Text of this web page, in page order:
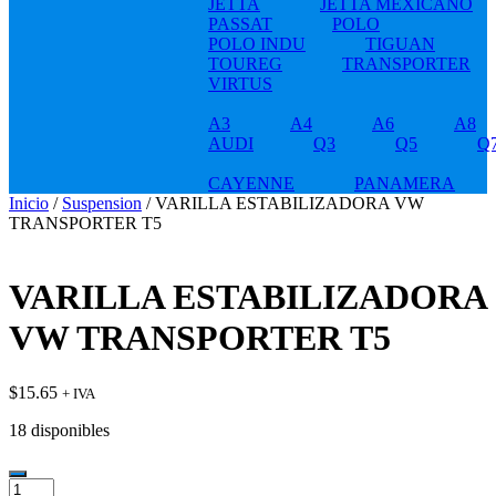
JETTA
JETTA MEXICANO
PASSAT
POLO
POLO INDU
TIGUAN
TOUREG
TRANSPORTER
VIRTUS
A3 A4 A6
A8
AUDI
Q3 Q5
CAYENNE
PANAMERA
Inicio / Suspension / VARILLA ESTABILIZADORA VW
TRANSPORTER T5
VARILLA ESTABILIZADORA
VW TRANSPORTER T5
$15.65 + IVA
18 disponibles
VARILLA